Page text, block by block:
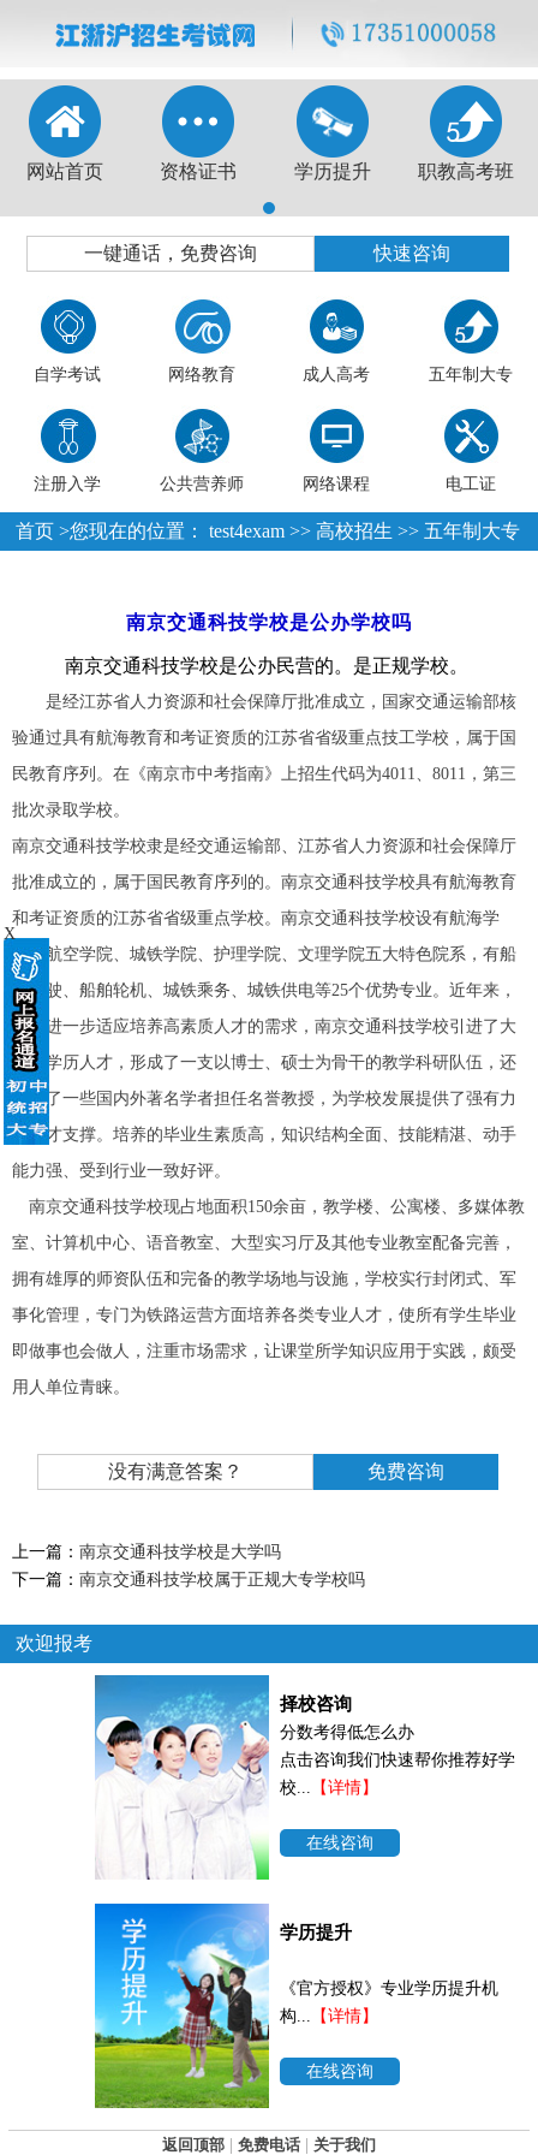
X
1
网站首页 资格证书 学历提升 职教高考班
一键通话，免费咨询 快速咨询
自学考试 网络教育 成人高考 五年制大专
注册入学 公共营养师 网络课程 电工证
首页 >您现在的位置： test4exam >> 高校招生 >> 五年制大专
南京交通科技学校是公办学校吗
南京交通科技学校是公办民营的。是正规学校。
是经江苏省人力资源和社会保障厅批准成立，国家交通运输部核
验通过具有航海教育和考证资质的江苏省省级重点技工学校，属于国
民教育序列。在《南京市中考指南》上招生代码为4011、8011，第三
批次录取学校。
南京交通科技学校隶是经交通运输部、江苏省人力资源和社会保障厅
批准成立的，属于国民教育序列的。南京交通科技学校具有航海教育
和考证资质的江苏省省级重点学校。南京交通科技学校设有航海学
院、航空学院、城铁学院、护理学院、文理学院五大特色院系，有船
舶驾驶、船舶轮机、城铁乘务、城铁供电等25个优势专业。近年来，
为了进一步适应培养高素质人才的需求，南京交通科技学校引进了大
批高学历人才，形成了一支以博士、硕士为骨干的教学科研队伍，还
聘请了一些国内外著名学者担任名誉教授，为学校发展提供了强有力
的人才支撑。培养的毕业生素质高，知识结构全面、技能精湛、动手
能力强、受到行业一致好评。
南京交通科技学校现占地面积150余亩，教学楼、公寓楼、多媒体教
室、计算机中心、语音教室、大型实习厅及其他专业教室配备完善，
拥有雄厚的师资队伍和完备的教学场地与设施，学校实行封闭式、军
事化管理，专门为铁路运营方面培养各类专业人才，使所有学生毕业
即做事也会做人，注重市场需求，让课堂所学知识应用于实践，颇受
用人单位青睐。
没有满意答案？ 免费咨询
上一篇： 南京交通科技学校是大学吗
下一篇： 南京交通科技学校属于正规大专学校吗
欢迎报考
择校咨询
分数考得低怎么办
点击咨询我们快速帮你推荐好学
校... 【详情】
在线咨询
学历提升
《官方授权》专业学历提升机
构... 【详情】
在线咨询
返回顶部 免费电话 关于我们